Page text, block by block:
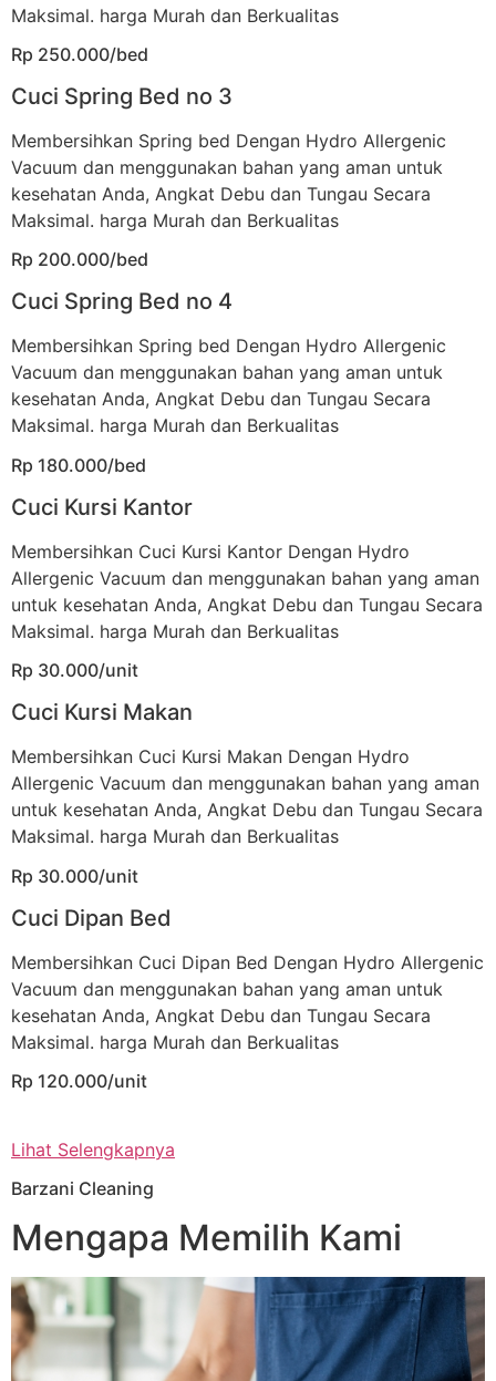
Maksimal. harga Murah dan Berkualitas
Rp 250.000/bed
Cuci Spring Bed no 3
Membersihkan Spring bed Dengan Hydro Allergenic
Vacuum dan menggunakan bahan yang aman untuk
kesehatan Anda, Angkat Debu dan Tungau Secara
Maksimal. harga Murah dan Berkualitas
Rp 200.000/bed
Cuci Spring Bed no 4
Membersihkan Spring bed Dengan Hydro Allergenic
Vacuum dan menggunakan bahan yang aman untuk
kesehatan Anda, Angkat Debu dan Tungau Secara
Maksimal. harga Murah dan Berkualitas
Rp 180.000/bed
Cuci Kursi Kantor
Membersihkan Cuci Kursi Kantor Dengan Hydro
Allergenic Vacuum dan menggunakan bahan yang aman
untuk kesehatan Anda, Angkat Debu dan Tungau Secara
Maksimal. harga Murah dan Berkualitas
Rp 30.000/unit
Cuci Kursi Makan
Membersihkan Cuci Kursi Makan Dengan Hydro
Allergenic Vacuum dan menggunakan bahan yang aman
untuk kesehatan Anda, Angkat Debu dan Tungau Secara
Maksimal. harga Murah dan Berkualitas
Rp 30.000/unit
Cuci Dipan Bed
Membersihkan Cuci Dipan Bed Dengan Hydro Allergenic
Vacuum dan menggunakan bahan yang aman untuk
kesehatan Anda, Angkat Debu dan Tungau Secara
Maksimal. harga Murah dan Berkualitas
Rp 120.000/unit
Lihat Selengkapnya
Barzani Cleaning
Mengapa Memilih Kami